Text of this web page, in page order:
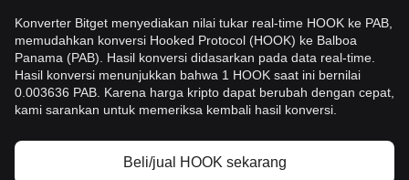
Konverter Bitget menyediakan nilai tukar real-time HOOK ke PAB,
memudahkan konversi Hooked Protocol (HOOK) ke Balboa
Panama (PAB). Hasil konversi didasarkan pada data real-time.
Hasil konversi menunjukkan bahwa 1 HOOK saat ini bernilai
0.003636 PAB. Karena harga kripto dapat berubah dengan cepat,
kami sarankan untuk memeriksa kembali hasil konversi.
Beli/jual HOOK sekarang